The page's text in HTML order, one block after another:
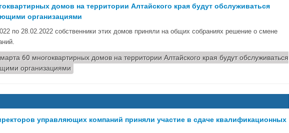
домов на территории Алтайского края будут обслуживаться
организациями
по 28.02.2022 собственники этих домов приняли на общих собраниях решение о смене
60 многоквартирных домов на территории Алтайского края будут обслуживаться
организациями
управляющих компаний приняли участие в сдаче квалификационных